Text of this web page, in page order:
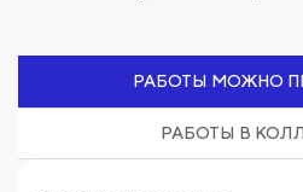
РАБОТЫ МОЖНО
РАБОТЫ В